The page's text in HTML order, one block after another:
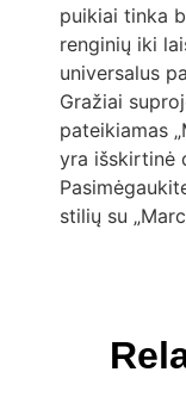
puikiai tinka
renginių iki
universalus
Gražiai
pateikiamas
yra išskirtinė
stilių su